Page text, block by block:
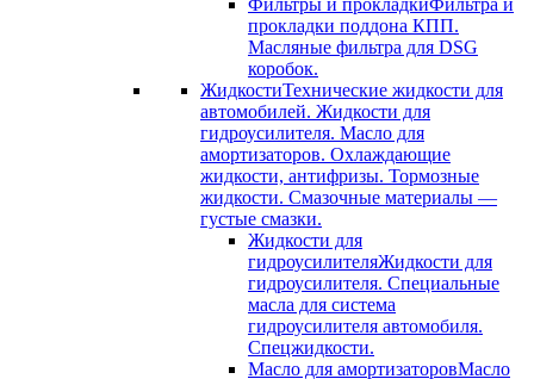
Фильтры и прокладкиФильтра и
прокладки поддона КПП.
Масляные фильтра для DSG
коробок.
ЖидкостиТехнические жидкости для
автомобилей. Жидкости для
гидроусилителя. Масло для
амортизаторов. Охлаждающие
жидкости, антифризы. Тормозные
жидкости. Смазочные материалы —
густые смазки.
Жидкости для
гидроусилителяЖидкости для
гидроусилителя. Специальные
масла для система
гидроусилителя автомобиля.
Спецжидкости.
Масло для амортизаторовМасло